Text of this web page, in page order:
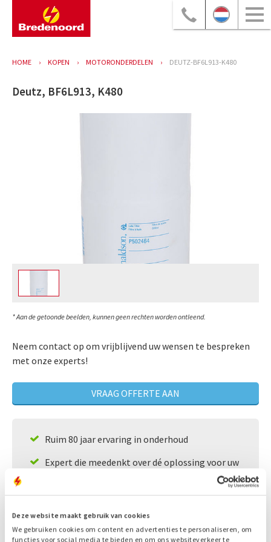
Deze website maakt gebruik van cookies
We gebruiken cookies om content en advertenties te personaliseren, om
functies voor social media te bieden en om ons websiteverkeer te
HOME KOPEN MOTORONDERDELEN DEUTZ-BF6L913-K480
Deutz, BF6L913, K480
* Aan de getoonde beelden, kunnen geen rechten worden ontleend.
Neem contact op om vrijblijvend uw wensen te bespreken
met onze experts!
VRAAG OFFERTE AAN
Ruim 80 jaar ervaring in onderhoud
Expert die meedenkt over dé oplossing voor uw
24/7 bereikbaarheid
Snelle service